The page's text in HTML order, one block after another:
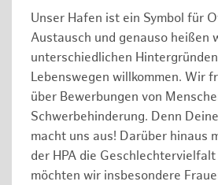
Unser Hafen ist ein Symbol für
Austausch und genauso heißen
unterschiedlichen
Lebenswegen willkommen. Wir
über Bewerbungen von
Schwerbehinderung. Denn
macht uns aus! Darüber hinaus
der HPA die
möchten wir insbesondere